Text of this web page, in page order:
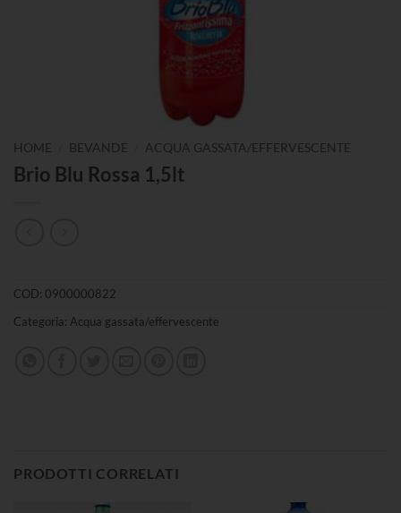
HOME BEVANDE ACQUA GASSATA/EFFERVESCENTE
Brio Blu Rossa 1,5lt
COD: 0900000822
Categoria: Acqua gassata/effervescente
PRODOTTI CORRELATI